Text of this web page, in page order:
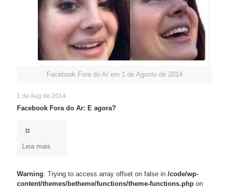
Facebook Fora do Ar em 1 de Agosto de 2014
1 de Aug de 2014
Facebook Fora do Ar: E agora?
Leia mais
Warning: Trying to access array offset on false in /code/wp-
content/themes/betheme/functions/theme-functions.php on